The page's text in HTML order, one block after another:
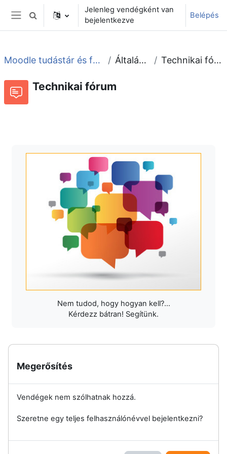
Tovább a fő tartalomhoz
Oldalpanel
Keresési bemeneti adatok váltása
Jelenleg vendégként van
bejelentkezve
Belépés
Moodle tudástár és fórum Általános Technikai fórum
Technikai fórum
Nem tudod, hogy hogyan kell?...
Kérdezz bátran! Segítünk.
Megerősítés
Vendégek nem szólhatnak hozzá.
Szeretne egy teljes felhasználónévvel bejelentkezni?